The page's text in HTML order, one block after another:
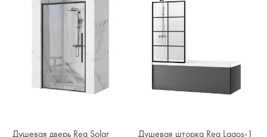
Душевая дверь Rea Solar
Душевая шторка Rea Lagos-1